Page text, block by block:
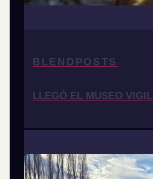
BLENDPOSTS
LLEGÓ EL MUSEO VIGIL